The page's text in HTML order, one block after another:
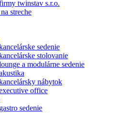
twinstav s.r.o.
streche
sedenie
stolovanie
a modulárne sedenie
nábytok
office
gastro sedenie